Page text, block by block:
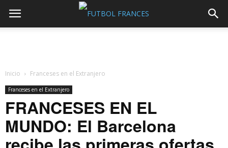
Inicio Franceses en el Extranjero
Franceses en el Extranjero
FRANCESES EN EL
MUNDO: El Barcelona